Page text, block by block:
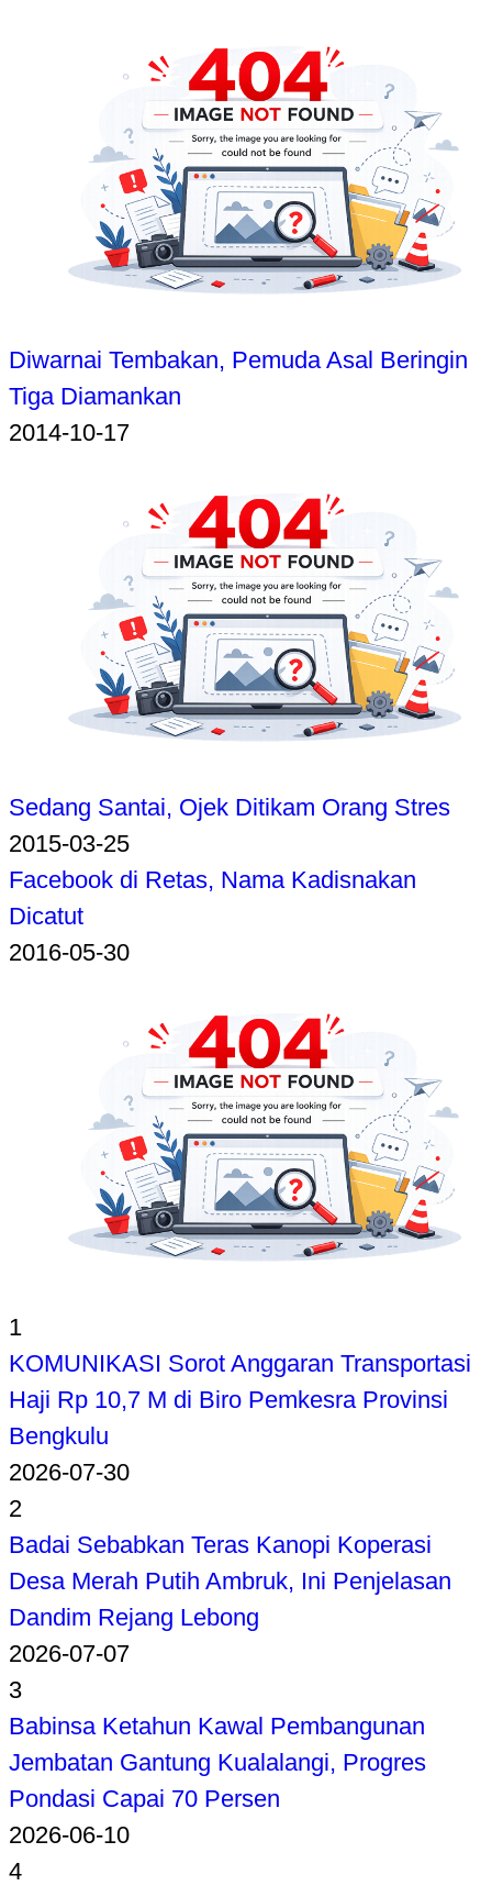
Diwarnai Tembakan, Pemuda Asal Beringin
Tiga Diamankan
2014-10-17
Sedang Santai, Ojek Ditikam Orang Stres
2015-03-25
Facebook di Retas, Nama Kadisnakan
Dicatut
2016-05-30
1
KOMUNIKASI Sorot Anggaran Transportasi
Haji Rp 10,7 M di Biro Pemkesra Provinsi
Bengkulu
2026-07-30
2
Badai Sebabkan Teras Kanopi Koperasi
Desa Merah Putih Ambruk, Ini Penjelasan
Dandim Rejang Lebong
2026-07-07
3
Babinsa Ketahun Kawal Pembangunan
Jembatan Gantung Kualalangi, Progres
Pondasi Capai 70 Persen
2026-06-10
4